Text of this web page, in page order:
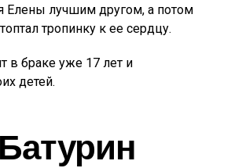
Елены лучшим другом, а потом
тропинку к ее сердцу.
в браке уже 17 лет и
детей.